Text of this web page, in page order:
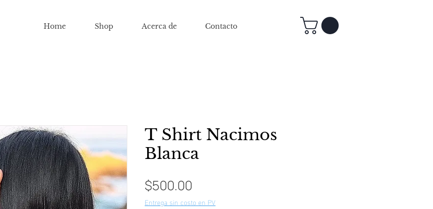
Home Shop Acerca de Contacto
T Shirt Nacimos
Blanca
$500.00
Entrega sin costo en PV